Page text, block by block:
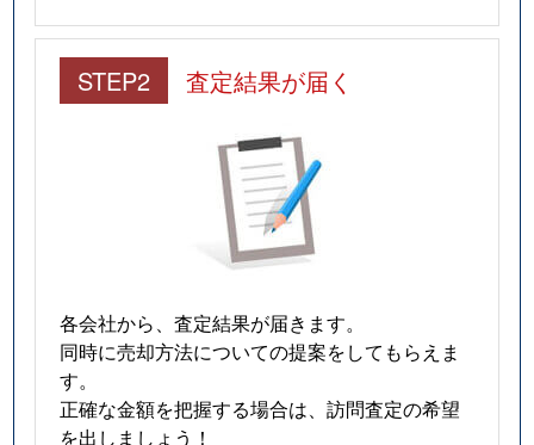
STEP2 査定結果が届く
各会社から、査定結果が届きます。
同時に売却方法についての提案をしてもらえま
す。
正確な金額を把握する場合は、訪問査定の希望
を出しましょう！